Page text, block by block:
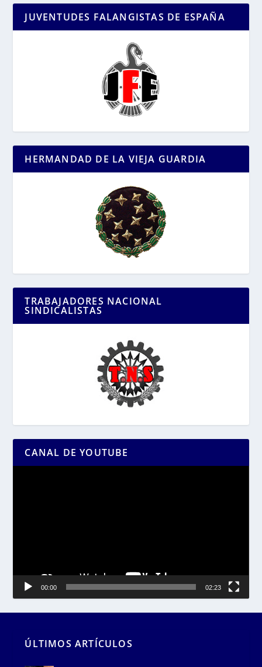
JUVENTUDES FALANGISTAS DE ESPAÑA
HERMANDAD DE LA VIEJA GUARDIA
TRABAJADORES NACIONAL
SINDICALISTAS
CANAL DE YOUTUBE
00:00 02:23
ÚLTIMOS ARTÍCULOS